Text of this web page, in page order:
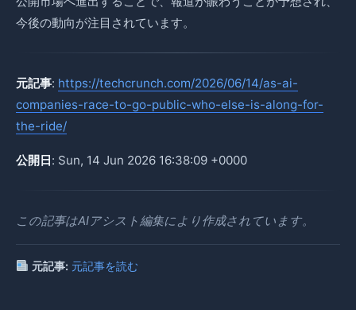
今後の動向が注目されています。
元記事: https://techcrunch.com/2026/06/14/as-ai-
companies-race-to-go-public-who-else-is-along-for-
the-ride/
公開日: Sun, 14 Jun 2026 16:38:09 +0000
この記事はAIアシスト編集により作成されています。
元記事: 元記事を読む